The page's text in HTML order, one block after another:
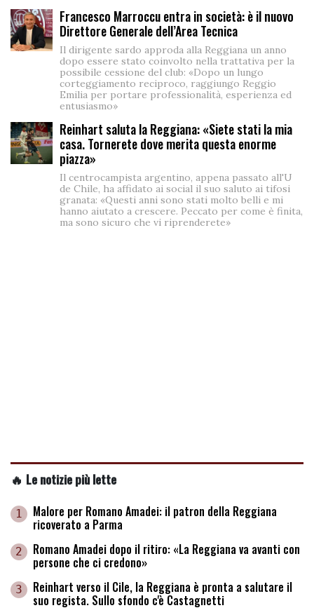
Francesco Marroccu entra in società: è il nuovo
Direttore Generale dell’Area Tecnica
Il dirigente sardo approda alla Reggiana un anno
dopo essere stato coinvolto nella trattativa per la
possibile cessione del club: «Dopo un lungo
corteggiamento reciproco, raggiungo Reggio
Emilia per portare professionalità, esperienza ed
entusiasmo»
Reinhart saluta la Reggiana: «Siete stati la mia
casa. Tornerete dove merita questa enorme
piazza»
Il centrocampista argentino, appena passato all'U
de Chile, ha affidato ai social il suo saluto ai tifosi
granata: «Questi anni sono stati molto belli e mi
hanno aiutato a crescere. Peccato per come è finita,
ma sono sicuro che vi riprenderete»
🔥 Le notizie più lette
1 Malore per Romano Amadei: il patron della Reggiana
ricoverato a Parma
2 Romano Amadei dopo il ritiro: «La Reggiana va avanti con
persone che ci credono»
3 Reinhart verso il Cile, la Reggiana è pronta a salutare il
suo regista. Sullo sfondo c'è Castagnetti